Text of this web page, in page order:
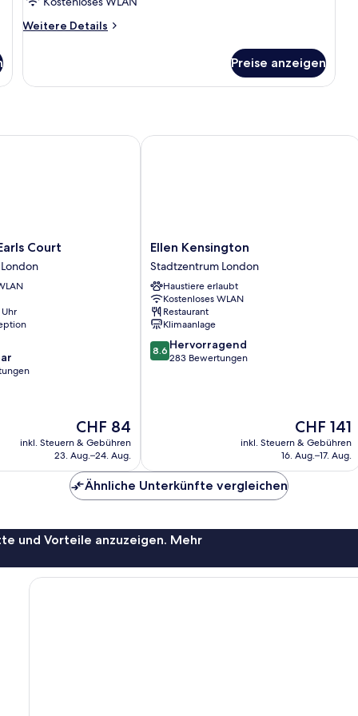
anzeigen
Weitere Details
Weitere
room
Preise anzeigen
Court
Der
Preis
beträgt
CHF 84
inkl. Steuern & Gebühren
23. Aug.–24. Aug.
Court
Ellen
Kensington
Stadtzentrum
London
Ellen Kensington
Stadtzentrum London
Haustiere erlaubt
Kostenloses WLAN
Restaurant
Klimaanlage
8.6
von
8.6 Hervorragend
283 Bewertungen
Der
Preis
beträgt
CHF 141
inkl. Steuern & Gebühren
16. Aug.–17. Aug.
Ellen Kensington
Ähnliche Unterkünfte vergleichen
und Vorteile anzuzeigen. Mehr